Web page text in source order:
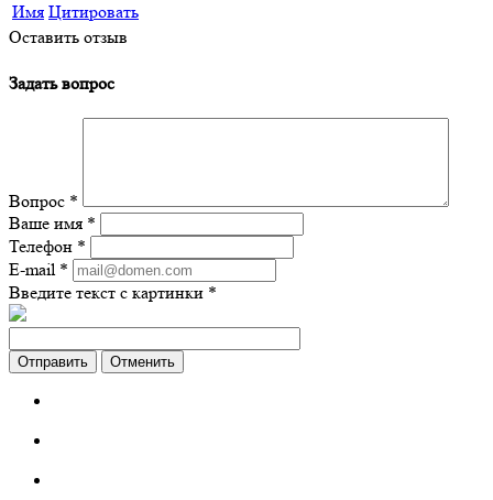
Имя Цитировать
Оставить отзыв
Задать вопрос
Вопрос *
Ваше имя *
Телефон *
E-mail *
Введите текст с картинки *
Отменить